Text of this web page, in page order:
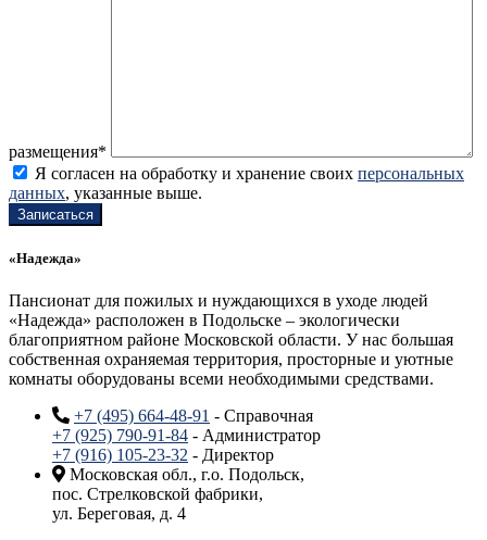
размещения*
Я согласен на обработку и хранение своих персональных
данных, указанные выше.
«Надежда»
Пансионат для пожилых и нуждающихся в уходе людей
«Надежда» расположен в Подольске – экологически
благоприятном районе Московской области. У нас большая
собственная охраняемая территория, просторные и уютные
комнаты оборудованы всеми необходимыми средствами.
+7 (495) 664-48-91 - Справочная
+7 (925) 790-91-84 - Администратор
+7 (916) 105-23-32 - Директор
Московская обл., г.о. Подольск,
пос. Стрелковской фабрики,
ул. Береговая, д. 4